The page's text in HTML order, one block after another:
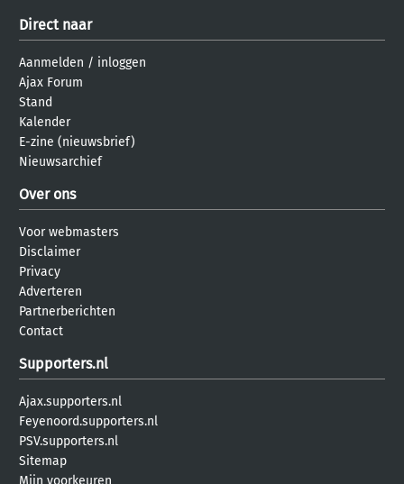
Direct naar
Aanmelden / inloggen
Ajax Forum
Stand
Kalender
E-zine (nieuwsbrief)
Nieuwsarchief
Over ons
Voor webmasters
Disclaimer
Privacy
Adverteren
Partnerberichten
Contact
Supporters.nl
Ajax.supporters.nl
Feyenoord.supporters.nl
PSV.supporters.nl
Sitemap
Mijn voorkeuren